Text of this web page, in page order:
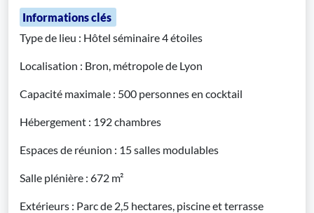
Informations clés
Type de lieu : Hôtel séminaire 4 étoiles
Localisation : Bron, métropole de Lyon
Capacité maximale : 500 personnes en cocktail
Hébergement : 192 chambres
Espaces de réunion : 15 salles modulables
Salle plénière : 672 m²
Extérieurs : Parc de 2,5 hectares, piscine et terrasse